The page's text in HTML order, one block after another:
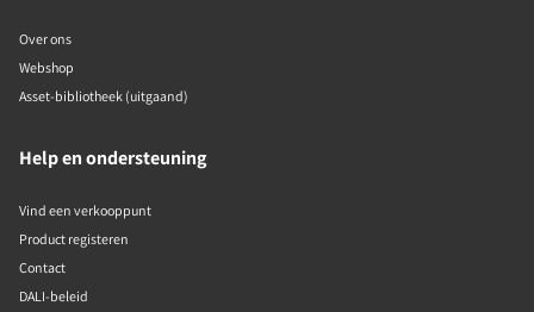
Over ons
Webshop
Asset-bibliotheek (uitgaand)
Help en ondersteuning
Vind een verkooppunt
Product registeren
Contact
DALI-beleid